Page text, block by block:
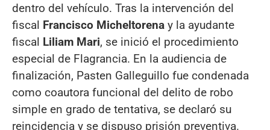
dentro del vehículo. Tras la intervención del
fiscal Francisco Micheltorena y la ayudante
fiscal Liliam Mari, se inició el procedimiento
especial de Flagrancia. En la audiencia de
finalización, Pasten Galleguillo fue condenada
como coautora funcional del delito de robo
simple en grado de tentativa, se declaró su
reincidencia y se dispuso prisión preventiva.